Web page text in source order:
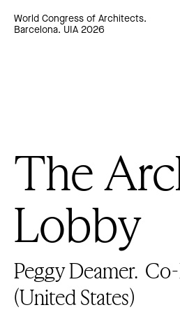
World Congress of Architects.
Barcelona. UIA 2026
The
Lobby
Peggy Deamer.
(United States)